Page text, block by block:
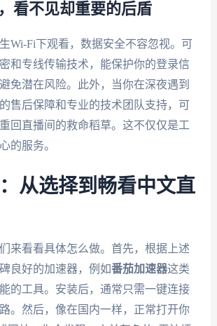
看不见却重要的后盾
Wi-Fi下观看，数据安全不容忽视。可
和专线传输技术，能保护你的登录信
免潜在风险。此外，当你在深夜遇到
售后保障和专业的技术团队支持，可
回直播间的救命稻草。这不仅仅是工
的服务。
从选择到畅看中文直
来看看具体怎么做。首先，根据上述
良好的加速器，例如番茄加速器这类
的工具。安装后，通常只需一键连接
。然后，像在国内一样，正常打开你